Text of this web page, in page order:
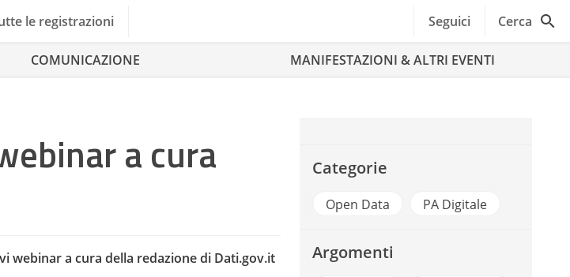
le registrazioni Seguici Cerca
COMUNICAZIONE MANIFESTAZIONI & ALTRI EVENTI
a cura
webinar a cura della redazione di Dati.gov.it
Categorie
Open Data PA Digitale
Argomenti